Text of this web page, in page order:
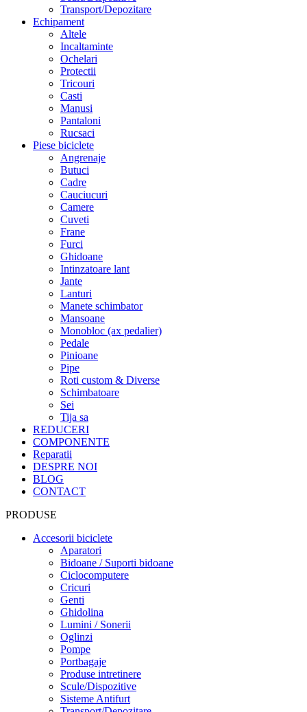
Transport/Depozitare
Echipament
Altele
Incaltaminte
Ochelari
Protectii
Tricouri
Casti
Manusi
Pantaloni
Rucsaci
Piese biciclete
Angrenaje
Butuci
Cadre
Cauciucuri
Camere
Cuveti
Frane
Furci
Ghidoane
Intinzatoare lant
Jante
Lanturi
Manete schimbator
Mansoane
Monobloc (ax pedalier)
Pedale
Pinioane
Pipe
Roti custom & Diverse
Schimbatoare
Sei
Tija sa
REDUCERI
COMPONENTE
Reparatii
DESPRE NOI
BLOG
CONTACT
PRODUSE
Accesorii biciclete
Aparatori
Bidoane / Suporti bidoane
Ciclocomputere
Cricuri
Genti
Ghidolina
Lumini / Sonerii
Oglinzi
Pompe
Portbagaje
Produse intretinere
Scule/Dispozitive
Sisteme Antifurt